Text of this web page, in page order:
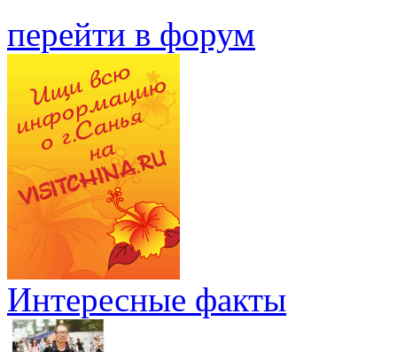
перейти в форум
Интересные факты